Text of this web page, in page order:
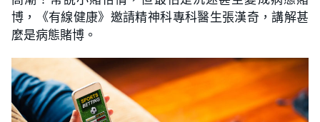
博，《有線健康》邀請精神科專科醫生張漢奇，講解甚
麼是病態賭博。